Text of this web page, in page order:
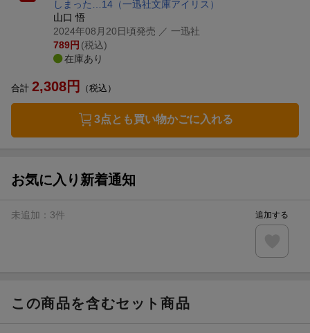
しまった…14 （一迅社文庫アイリス）
山口 悟
2024年08月20日頃発売 ／ 一迅社
789円 (税込)
在庫あり
合計 2,308円 （税込）
3点とも買い物かごに入れる
お気に入り新着通知
未追加： 3件 追加する
この商品を含むセット商品